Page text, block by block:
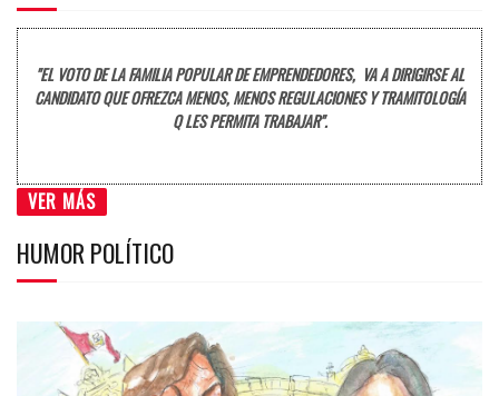
"EL VOTO DE LA FAMILIA POPULAR DE EMPRENDEDORES, VA A DIRIGIRSE AL
CANDIDATO QUE OFREZCA MENOS, MENOS REGULACIONES Y TRAMITOLOGÍA
Q LES PERMITA TRABAJAR".
VER MÁS
HUMOR POLÍTICO